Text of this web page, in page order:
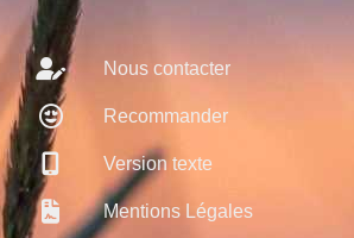
Nous contacter
Recommander
Version texte
Mentions Légales